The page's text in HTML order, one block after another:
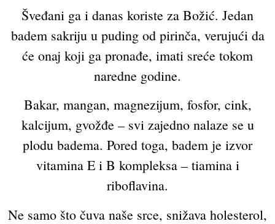
Šveđani ga i danas koriste za Božić. Jedan
badem sakriju u puding od pirinča, verujući da
će onaj koji ga pronađe, imati sreće tokom
naredne godine.
Bakar, mangan, magnezijum, fosfor, cink,
kalcijum, gvožđe – svi zajedno nalaze se u
plodu badema. Pored toga, badem je izvor
vitamina E i B kompleksa – tiamina i
riboflavina.
Ne samo što čuva naše srce, snižava holesterol,